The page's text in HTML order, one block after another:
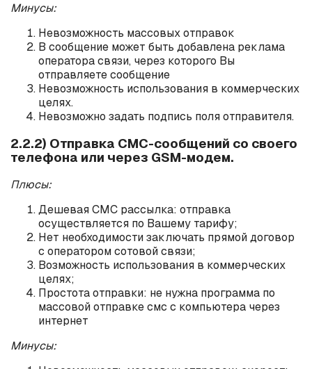
Минусы:
Невозможность массовых отправок
В сообщение может быть добавлена реклама
оператора связи, через которого Вы
отправляете сообщение
Невозможность использования в коммерческих
целях.
Невозможно задать подпись поля отправителя.
2.2.2) Отправка СМС-сообщений со своего
телефона или через GSM-модем.
Плюсы:
Дешевая СМС рассылка: отправка
осуществляется по Вашему тарифу;
Нет необходимости заключать прямой договор
с оператором сотовой связи;
Возможность использования в коммерческих
целях;
Простота отправки: не нужна программа по
массовой отправке смс с компьютера через
интернет
Минусы: